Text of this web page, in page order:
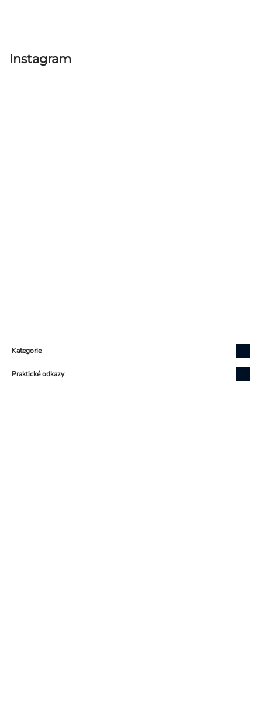
výpisu
Instagram
Kategorie
Praktické odkazy